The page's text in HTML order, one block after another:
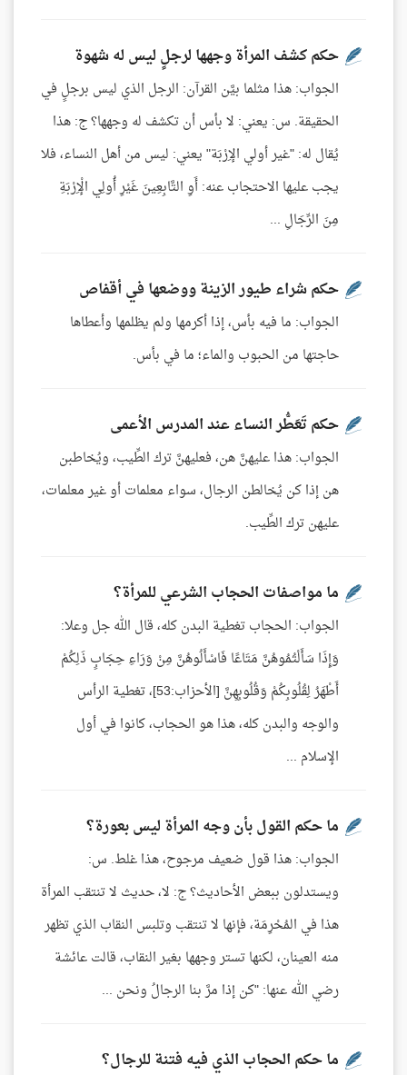
حكم كشف المرأة وجهها لرجلٍ ليس له شهوة
الجواب: هذا مثلما بيَّن القرآن: الرجل الذي ليس برجلٍ في
الحقيقة. س: يعني: لا بأس أن تكشف له وجهها؟ ج: هذا
يُقال له: "غير أولي الإِرْبَة" يعني: ليس من أهل النساء، فلا
يجب عليها الاحتجاب عنه: أَوِ التَّابِعِينَ غَيْرِ أُولِي الْإِرْبَةِ
مِنَ الرِّجَالِ ...
حكم شراء طيور الزينة ووضعها في أقفاص
الجواب: ما فيه بأس، إذا أكرمها ولم يظلمها وأعطاها
حاجتها من الحبوب والماء؛ ما في بأس.
حكم تَعَطُّر النساء عند المدرس الأعمى
الجواب: هذا عليهنَّ هن، فعليهنَّ ترك الطِّيب، ويُخاطبن
هن إذا كن يُخالطن الرجال، سواء معلمات أو غير معلمات،
عليهن ترك الطِّيب.
ما مواصفات الحجاب الشرعي للمرأة؟
الجواب: الحجاب تغطية البدن كله، قال الله جل وعلا:
وَإِذَا سَأَلْتُمُوهُنَّ مَتَاعًا فَاسْأَلُوهُنَّ مِنْ وَرَاءِ حِجَابٍ ذَلِكُمْ
أَطْهَرُ لِقُلُوبِكُمْ وَقُلُوبِهِنَّ [الأحزاب:53]، تغطية الرأس
والوجه والبدن كله، هذا هو الحجاب، كانوا في أول
الإسلام ...
ما حكم القول بأن وجه المرأة ليس بعورة؟
الجواب: هذا قول ضعيف مرجوح، هذا غلط. س:
ويستدلون ببعض الأحاديث؟ ج: لا، حديث لا تنتقب المرأة
هذا في المُحْرِمَة، فإنها لا تنتقب وتلبس النقاب الذي تظهر
منه العينان، لكنها تستر وجهها بغير النقاب، قالت عائشة
رضي الله عنها: "كن إذا مرَّ بنا الرجالُ ونحن ...
ما حكم الحجاب الذي فيه فتنة للرجال؟